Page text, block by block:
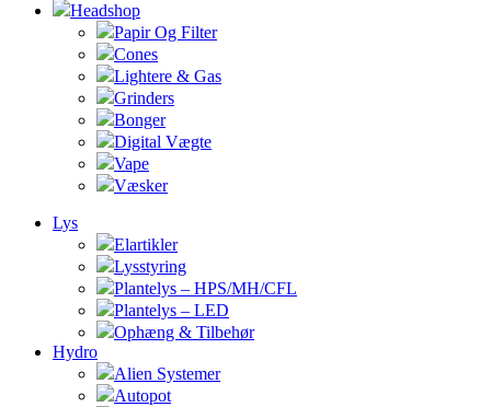
Headshop
Papir Og Filter
Cones
Lightere & Gas
Grinders
Bonger
Digital Vægte
Vape
Væsker
Lys
Elartikler
Lysstyring
Plantelys – HPS/MH/CFL
Plantelys – LED
Ophæng & Tilbehør
Hydro
Alien Systemer
Autopot